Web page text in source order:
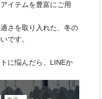
イテムを豊富にご用
さを取り入れた、冬の
です。
に悩んだら、LINEか